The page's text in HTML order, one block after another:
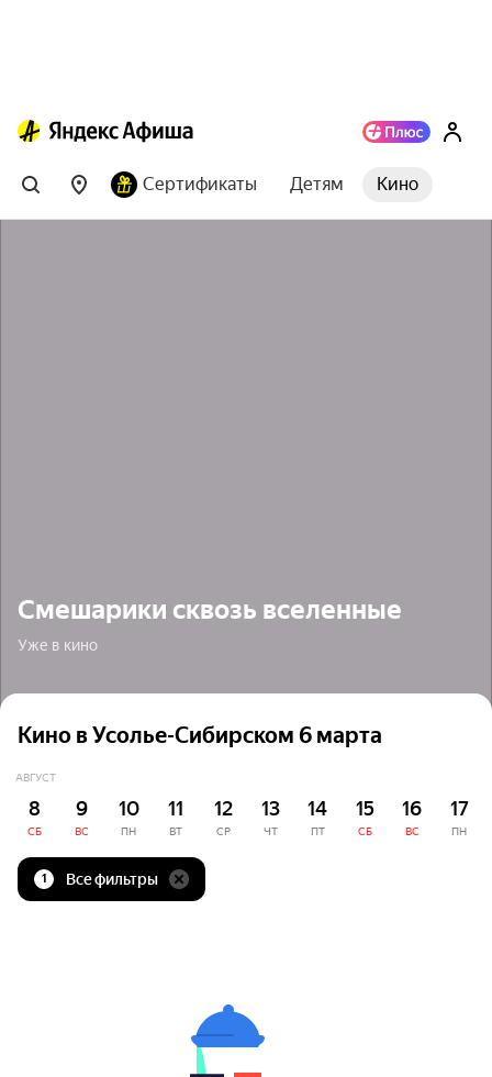
Сертификаты Детям Кино
Смешарики сквозь вселенные
Уже в кино
Кино в Усолье-Сибирском 6 марта
АВГУСТ
8
СБ
9
ВС
10
ПН
11
ВТ
12
СР
13
ЧТ
14
ПТ
15
СБ
16
ВС
17
ПН
1 Все фильтры